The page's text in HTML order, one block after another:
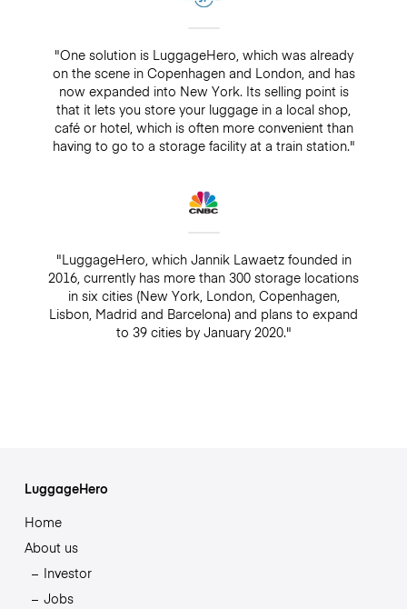
"One solution is LuggageHero, which was already
on the scene in Copenhagen and London, and has
now expanded into New York. Its selling point is
that it lets you store your luggage in a local shop,
café or hotel, which is often more convenient than
having to go to a storage facility at a train station."
"LuggageHero, which Jannik Lawaetz founded in
2016, currently has more than 300 storage locations
in six cities (New York, London, Copenhagen,
Lisbon, Madrid and Barcelona) and plans to expand
to 39 cities by January 2020."
LuggageHero
Home
About us
Investor
Jobs